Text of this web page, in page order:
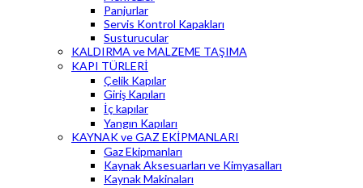
Panjurlar
Servis Kontrol Kapakları
Susturucular
KALDIRMA ve MALZEME TAŞIMA
KAPI TÜRLERİ
Çelik Kapılar
Giriş Kapıları
İç kapılar
Yangın Kapıları
KAYNAK ve GAZ EKİPMANLARI
Gaz Ekipmanları
Kaynak Aksesuarları ve Kimyasalları
Kaynak Makinaları